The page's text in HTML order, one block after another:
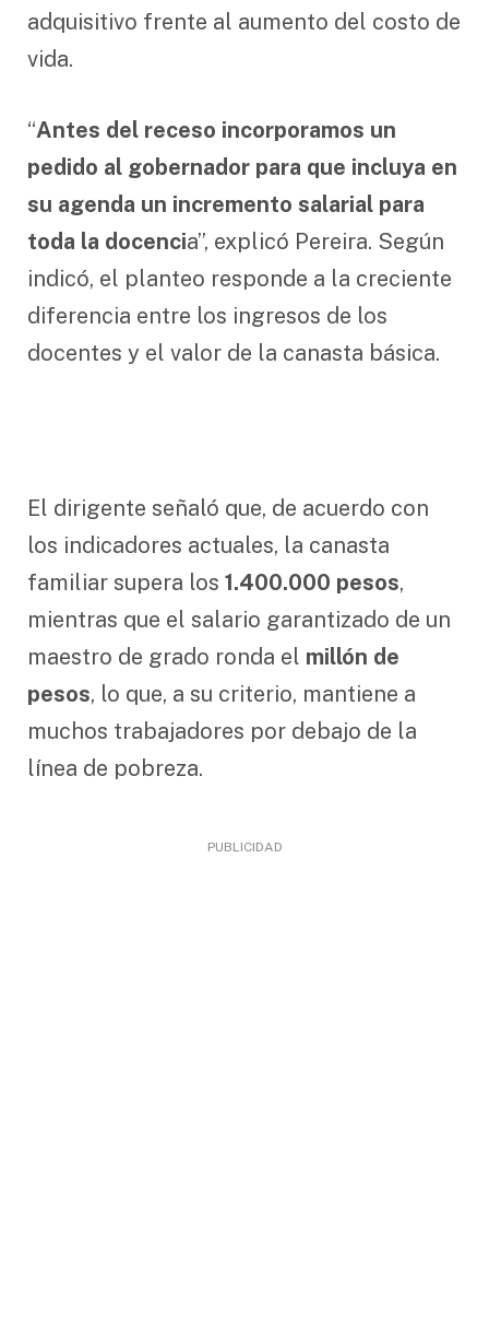
adquisitivo frente al aumento del costo de
vida.
“Antes del receso incorporamos un
pedido al gobernador para que incluya en
su agenda un incremento salarial para
toda la docencia”, explicó Pereira. Según
indicó, el planteo responde a la creciente
diferencia entre los ingresos de los
docentes y el valor de la canasta básica.
El dirigente señaló que, de acuerdo con
los indicadores actuales, la canasta
familiar supera los 1.400.000 pesos,
mientras que el salario garantizado de un
maestro de grado ronda el millón de
pesos, lo que, a su criterio, mantiene a
muchos trabajadores por debajo de la
línea de pobreza.
PUBLICIDAD